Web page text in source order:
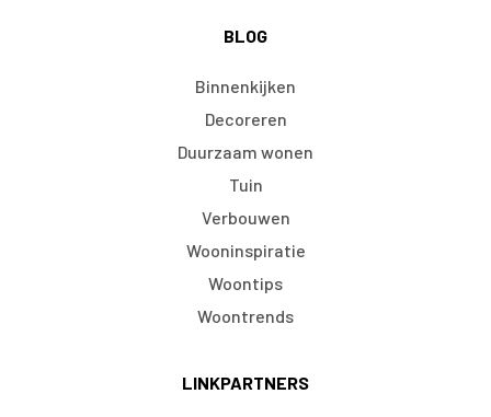
BLOG
Binnenkijken
Decoreren
Duurzaam wonen
Tuin
Verbouwen
Wooninspiratie
Woontips
Woontrends
LINKPARTNERS